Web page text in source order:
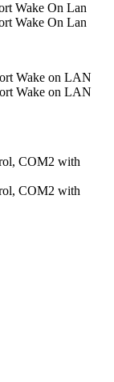
Wake On Lan
Wake On Lan
Wake on LAN
Wake on LAN
COM2 with
COM2 with